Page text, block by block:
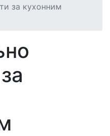
за кухонним